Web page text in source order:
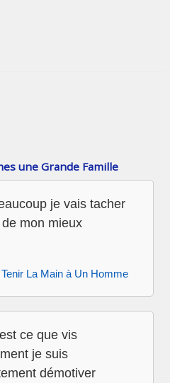
une Grande Famille
je vais tacher
mon mieux
La Main à Un Homme
ce que vis
je suis
démotiver